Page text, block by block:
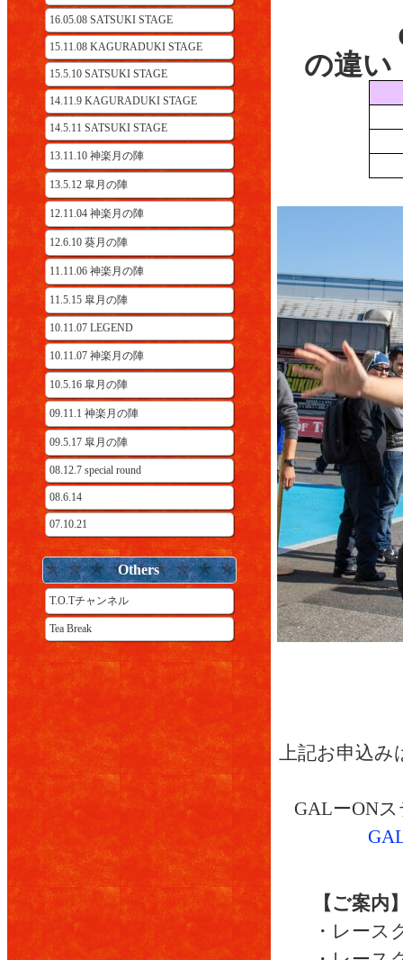
16.05.08 SATSUKI STAGE
15.11.08 KAGURADUKI STAGE
15.5.10 SATSUKI STAGE
14.11.9 KAGURADUKI STAGE
14.5.11 SATSUKI STAGE
13.11.10 神楽月の陣
13.5.12 皐月の陣
12.11.04 神楽月の陣
12.6.10 葵月の陣
11.11.06 神楽月の陣
11.5.15 皐月の陣
10.11.07 LEGEND
10.11.07 神楽月の陣
10.5.16 皐月の陣
09.11.1 神楽月の陣
09.5.17 皐月の陣
08.12.7 special round
08.6.14
07.10.21
Others
T.O.Tチャンネル
Tea Break
GAL
の違い
上記お申込み
GALーON
【ご案内
・レー